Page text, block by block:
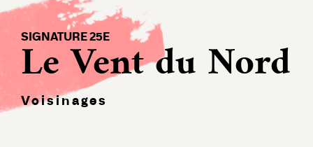
SIGNATURE 25E
Le Vent du Nord
Voisinages